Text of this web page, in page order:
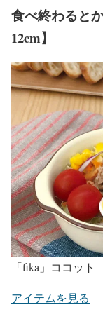
食べ終わると
12cm】
「fika」ココット
アイテムを見る